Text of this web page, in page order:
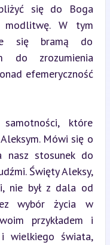
się do Boga
modlitwę. W tym
się bramą do
do zrozumienia
efemeryczność
które
Mówi się o
nasz stosunek do
Święty Aleksy,
nie był z dala od
wybór życia w
przykładem i
wielkiego świata,